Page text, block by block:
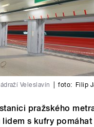
Veleslavín foto: Filip
pražského
lidem s kufry